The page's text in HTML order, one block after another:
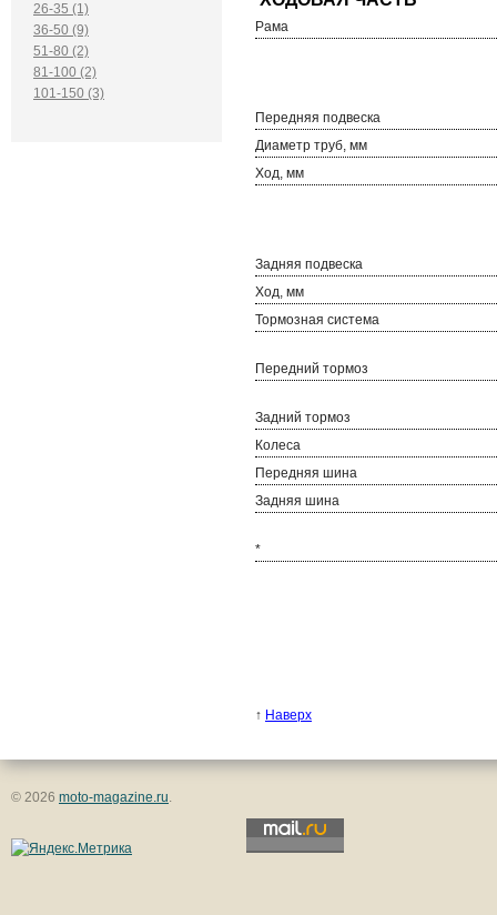
26-35 (1)
36-50 (9)
51-80 (2)
81-100 (2)
101-150 (3)
Рама
Передняя подвеска
Диаметр труб, мм
Ход, мм
Задняя подвеска
Ход, мм
Тормозная система
Передний тормоз
Задний тормоз
Колеса
Передняя шина
Задняя шина
*
↑ Наверх
© 2026 moto-magazine.ru